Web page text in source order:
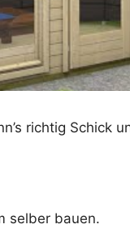
richtig Schick
selber bauen.